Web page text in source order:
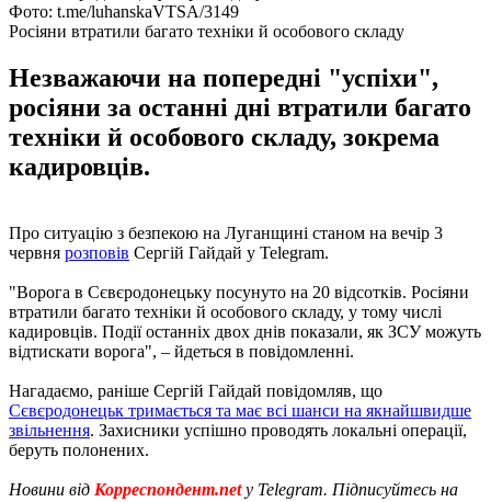
Фото: t.me/luhanskaVTSA/3149
Росіяни втратили багато техніки й особового складу
Незважаючи на попередні "успіхи",
росіяни за останні дні втратили багато
техніки й особового складу, зокрема
кадировців.
Про ситуацію з безпекою на Луганщині станом на вечір 3
червня розповів Сергій Гайдай у Telegram.
"Ворога в Сєвєродонецьку посунуто на 20 відсотків. Росіяни
втратили багато техніки й особового складу, у тому числі
кадировців. Події останніх двох днів показали, як ЗСУ можуть
відтискати ворога", – йдеться в повідомленні.
Нагадаємо, раніше Сергій Гайдай повідомляв, що
Сєвєродонецьк тримається та має всі шанси на якнайшвидше
звільнення. Захисники успішно проводять локальні операції,
беруть полонених.
Новини від Корреспондент.netу Telegram. Підписуйтесь на